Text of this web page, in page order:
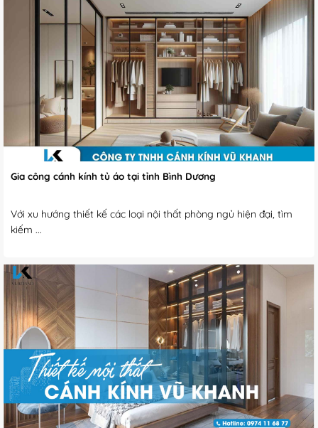
Gia công cánh kính tủ áo tại tỉnh Bình Dương
Với xu hướng thiết kế các loại nội thất phòng ngủ hiện đại, tìm
kiếm ...